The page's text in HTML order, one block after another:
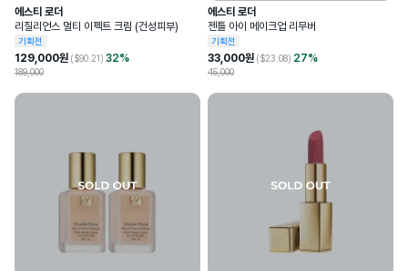
에스티 로더
리질리언스 멀티 이펙트 크림 (건성피부)
기획전
129,000원 ($90.21) 32%
189,000
에스티 로더
젠틀 아이 메이크업 리무버
기획전
33,000원 ($23.08) 27%
45,000